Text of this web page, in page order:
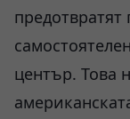
предотвратят
център. Това